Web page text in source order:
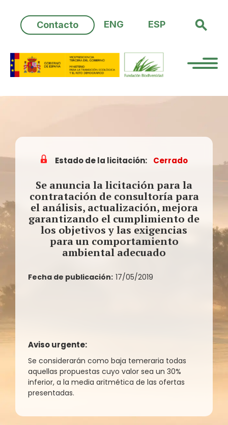
content
Contacto ENG ESP
Estado de la licitación: Cerrado
Se anuncia la licitación para la
contratación de consultoría para
el análisis, actualización, mejora
garantizando el cumplimiento de
los objetivos y las exigencias
para un comportamiento
ambiental adecuado
Fecha de publicación: 17/05/2019
Aviso urgente:
Se considerarán como baja temeraria todas
aquellas propuestas cuyo valor sea un 30%
inferior, a la media aritmética de las ofertas
presentadas.